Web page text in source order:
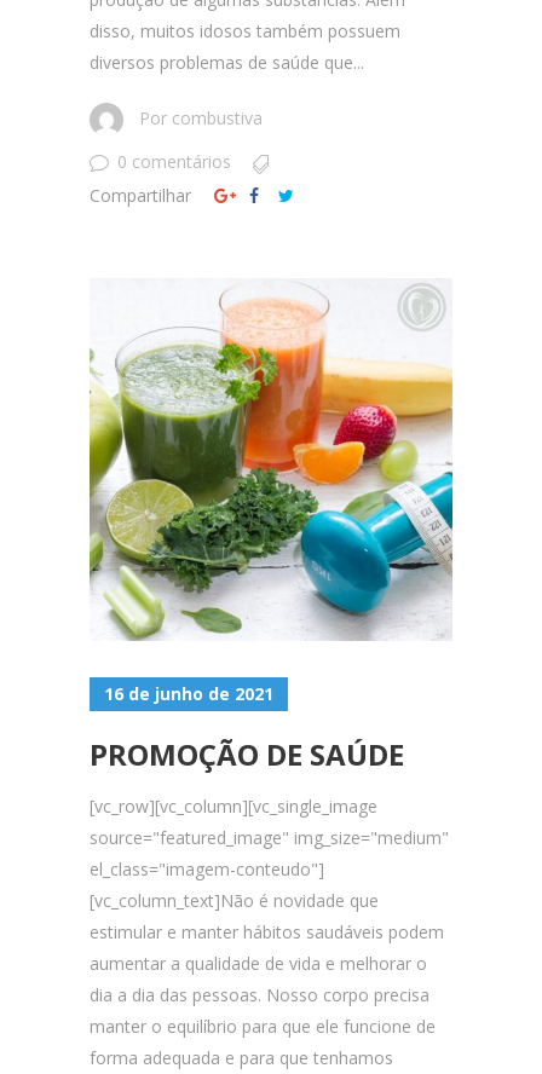
disso, muitos idosos também possuem
diversos problemas de saúde que...
Por combustiva
0 comentários
Compartilhar
16 de junho de 2021
PROMOÇÃO DE SAÚDE
[vc_row][vc_column][vc_single_image
source="featured_image" img_size="medium"
el_class="imagem-conteudo"]
[vc_column_text]Não é novidade que
estimular e manter hábitos saudáveis podem
aumentar a qualidade de vida e melhorar o
dia a dia das pessoas. Nosso corpo precisa
manter o equilíbrio para que ele funcione de
forma adequada e para que tenhamos